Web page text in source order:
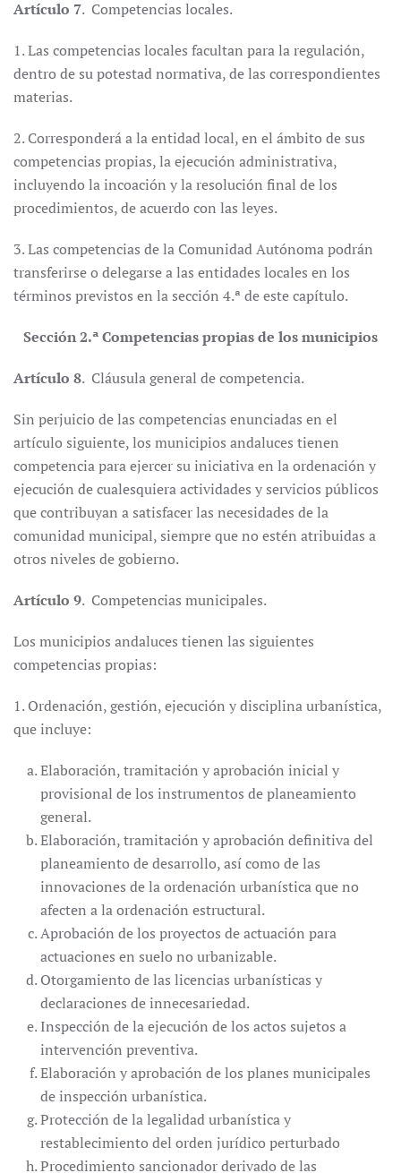
Artículo 7. Competencias locales.
1. Las competencias locales facultan para la regulación,
dentro de su potestad normativa, de las correspondientes
materias.
2. Corresponderá a la entidad local, en el ámbito de sus
competencias propias, la ejecución administrativa,
incluyendo la incoación y la resolución final de los
procedimientos, de acuerdo con las leyes.
3. Las competencias de la Comunidad Autónoma podrán
transferirse o delegarse a las entidades locales en los
términos previstos en la sección 4.ª de este capítulo.
Sección 2.ª Competencias propias de los municipios
Artículo 8. Cláusula general de competencia.
Sin perjuicio de las competencias enunciadas en el
artículo siguiente, los municipios andaluces tienen
competencia para ejercer su iniciativa en la ordenación y
ejecución de cualesquiera actividades y servicios públicos
que contribuyan a satisfacer las necesidades de la
comunidad municipal, siempre que no estén atribuidas a
otros niveles de gobierno.
Artículo 9. Competencias municipales.
Los municipios andaluces tienen las siguientes
competencias propias:
1. Ordenación, gestión, ejecución y disciplina urbanística,
que incluye:
Elaboración, tramitación y aprobación inicial y
provisional de los instrumentos de planeamiento
general.
Elaboración, tramitación y aprobación definitiva del
planeamiento de desarrollo, así como de las
innovaciones de la ordenación urbanística que no
afecten a la ordenación estructural.
Aprobación de los proyectos de actuación para
actuaciones en suelo no urbanizable.
Otorgamiento de las licencias urbanísticas y
declaraciones de innecesariedad.
Inspección de la ejecución de los actos sujetos a
intervención preventiva.
Elaboración y aprobación de los planes municipales
de inspección urbanística.
Protección de la legalidad urbanística y
restablecimiento del orden jurídico perturbado
Procedimiento sancionador derivado de las